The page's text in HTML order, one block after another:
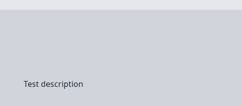
Test description